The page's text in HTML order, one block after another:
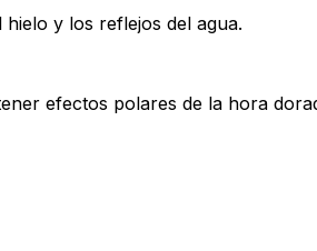
y los reflejos del agua.
efectos polares de la hora